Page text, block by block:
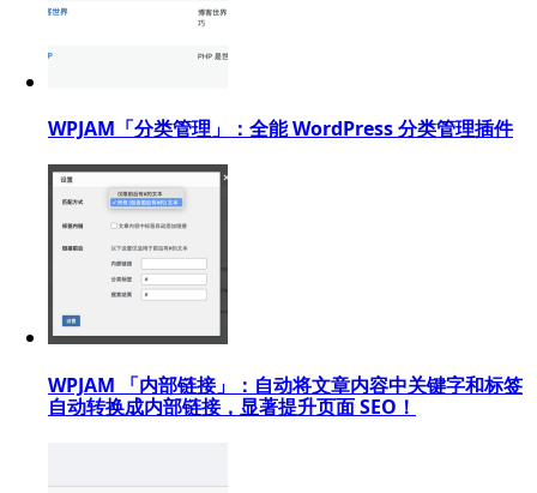
WPJAM「分类管理」：全能 WordPress 分类管理插件
WPJAM 「内部链接」：自动将文章内容中关键字和标签
自动转换成内部链接，显著提升页面 SEO！